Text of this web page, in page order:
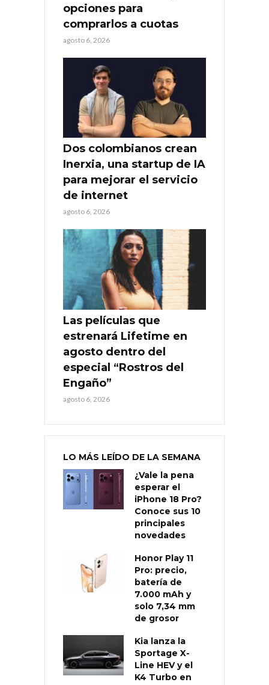
opciones para
comprarlos a cuotas
agosto 6, 2026
Dos colombianos crean
Inerxia, una startup de IA
para mejorar el servicio
de internet
agosto 6, 2026
Las películas que
estrenará Lifetime en
agosto dentro del
especial “Rostros del
Engaño”
agosto 6, 2026
LO MÁS LEÍDO DE LA SEMANA
¿Vale la pena
esperar el
iPhone 18 Pro?
Conoce sus 10
principales
novedades
Honor Play 11
Pro: precio,
batería de
7.000 mAh y
solo 7,34 mm
de grosor
Kia lanza la
Sportage X-
Line HEV y el
K4 Turbo en